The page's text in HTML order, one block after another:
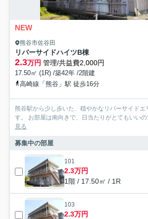
NEW
熊谷市佐谷田
リバーサイドハイツB棟
2.3万円 管理/共益費2,000円
17.50㎡ (1R) /築42年 /2階建
高崎線「熊谷」駅 徒歩16分
熊谷駅から少し歩いた、穏やかなリバーサイドエ
す。 お部屋は南向きで、日当たりがとてもいい
見る
募集中の部屋
101
2.3万円
1階 / 17.50㎡ / 1R
103
2.3万円